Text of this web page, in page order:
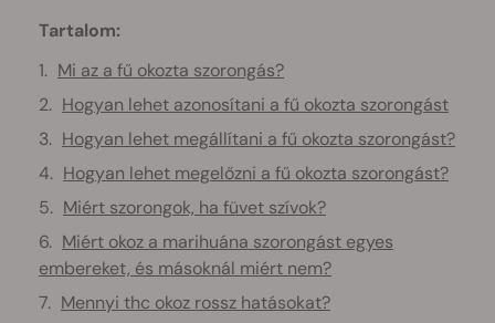
Tartalom:
Mi az a fű okozta szorongás?
Hogyan lehet azonosítani a fű okozta szorongást
Hogyan lehet megállítani a fű okozta szorongást?
Hogyan lehet megelőzni a fű okozta szorongást?
Miért szorongok, ha füvet szívok?
Miért okoz a marihuána szorongást egyes
embereket, és másoknál miért nem?
Mennyi thc okoz rossz hatásokat?